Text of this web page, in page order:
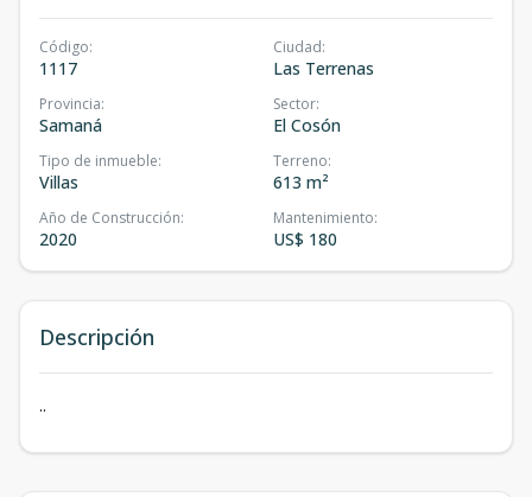
Código:
1117
Ciudad:
Las Terrenas
Provincia:
Samaná
Sector:
El Cosón
Tipo de inmueble:
Villas
Terreno:
613 m²
Año de Construcción:
2020
Mantenimiento:
US$ 180
Descripción
..